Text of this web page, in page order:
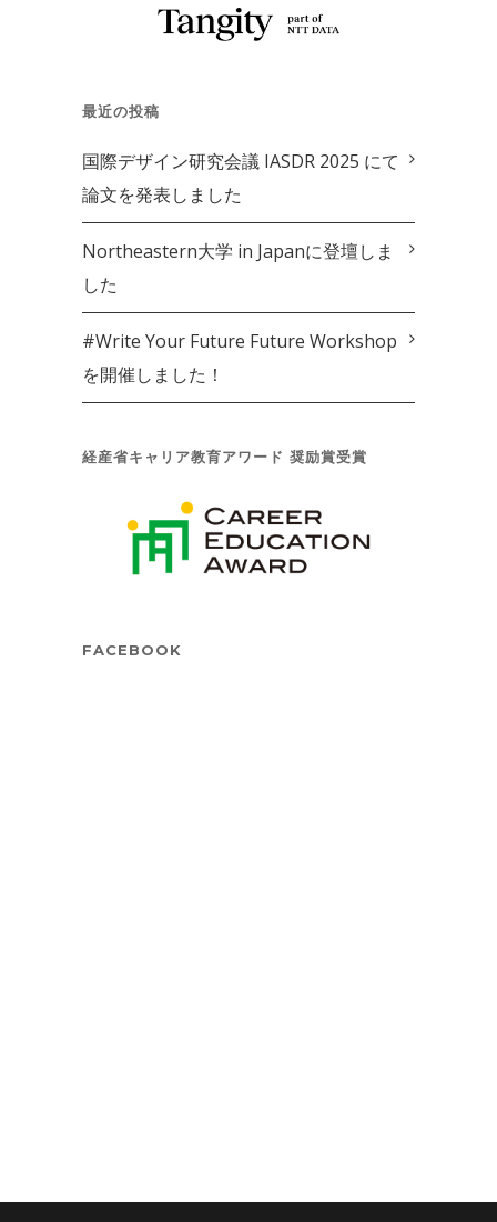
最近の投稿
国際デザイン研究会議 IASDR 2025 にて
論文を発表しました
Northeastern大学 in Japanに登壇しま
した
#Write Your Future Future Workshop
を開催しました！
経産省キャリア教育アワード 奨励賞受賞
FACEBOOK